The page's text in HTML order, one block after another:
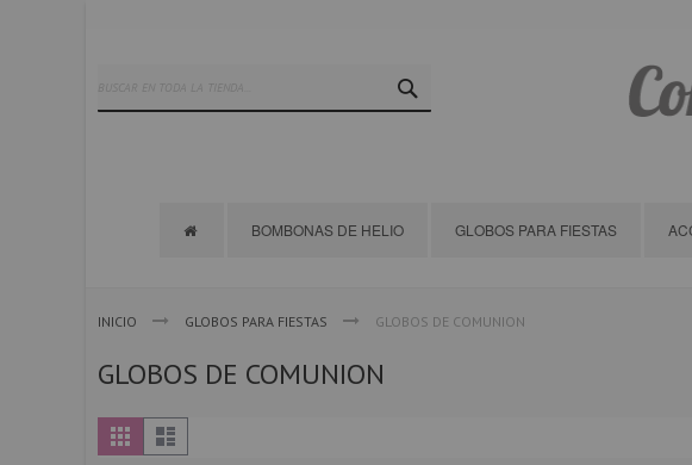
BOMBONAS DE HELIO GLOBOS PARA FIESTAS
INICIO GLOBOS PARA FIESTAS GLOBOS DE COMUNION
GLOBOS DE COMUNION
Ver
como
ParrillaLista